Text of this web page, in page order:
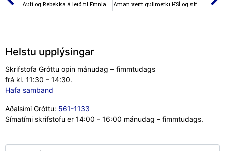
Aufí og Rebekka á leið til Finnlands með U16 ára landsliðinu Arnari veitt gullmerki HSÍ og silfurmerki ÍSÍ
Helstu upplýsingar
Skrifstofa Gróttu opin mánudag – fimmtudags
frá kl. 11:30 – 14:30.
Hafa samband
Aðalsími Gróttu: 561-1133
Símatími skrifstofu er 14:00 – 16:00 mánudag – fimmtudags.